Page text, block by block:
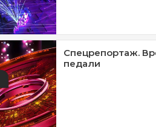
Спецрепортаж.
педали